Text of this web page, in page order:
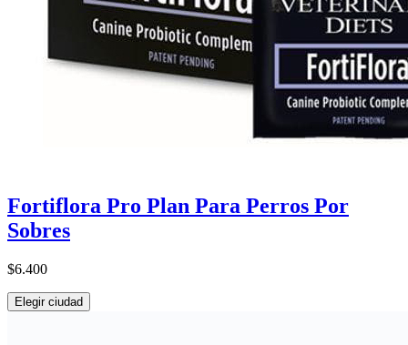
Fortiflora Pro Plan Para Perros Por
Sobres
$6.400
Elegir ciudad